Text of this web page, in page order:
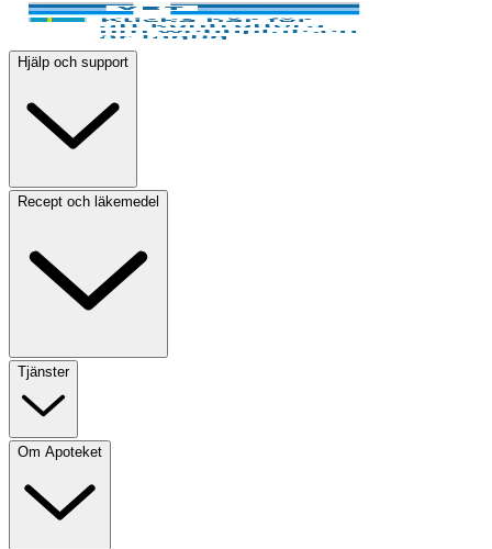
Hjälp och support
Recept och läkemedel
Tjänster
Om Apoteket